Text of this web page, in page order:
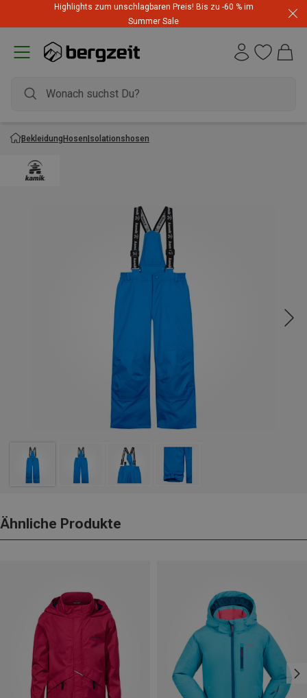
Highlights zum unschlagbaren Preis! Bis zu -60 % im
Summer Sale
BekleidungHosenIsolationshosen
Ähnliche Produkte